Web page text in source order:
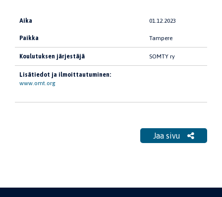
Aika 01.12.2023
Paikka Tampere
Koulutuksen järjestäjä SOMTY ry
Lisätiedot ja ilmoittautuminen:
www.omt.org
Jaa sivu